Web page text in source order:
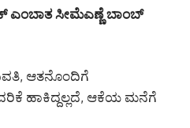
ಸೀಮೆಎಣ್ಣೆ ಬಾಂಬ್
ಆತನೊಂದಿಗೆ
ಹಾಕಿದ್ದಲ್ಲದೆ, ಆಕೆಯ ಮನೆಗೆ